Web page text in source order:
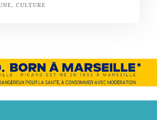
, CULTURE